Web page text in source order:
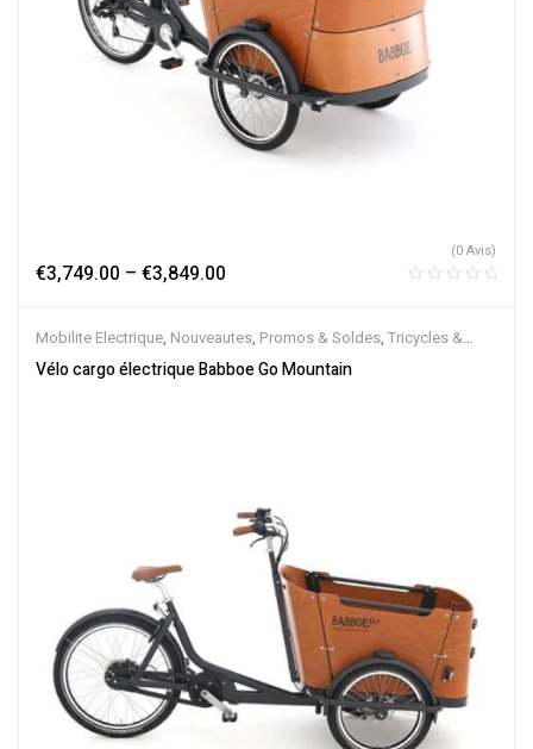
€3,749.00 – €3,849.00
(0 Avis)
Mobilite Electrique, Nouveautes, Promos & Soldes, Tricycles &
Cargos,Vélo électrique ville,Velos Electriques
Vélo cargo électrique Babboe Go Mountain